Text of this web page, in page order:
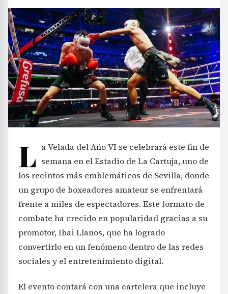
L a Velada del Año VI se celebrará este fin de
semana en el Estadio de La Cartuja, uno de
los recintos más emblemáticos de Sevilla, donde
un grupo de boxeadores amateur se enfrentará
frente a miles de espectadores. Este formato de
combate ha crecido en popularidad gracias a su
promotor, Ibai Llanos, que ha logrado
convertirlo en un fenómeno dentro de las redes
sociales y el entretenimiento digital.
El evento contará con una cartelera que incluye